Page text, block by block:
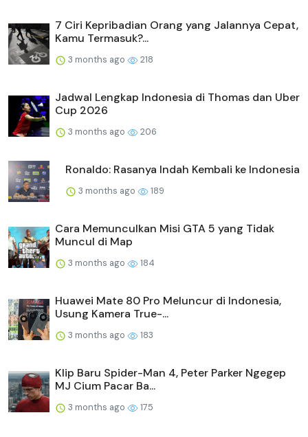
7 Ciri Kepribadian Orang yang Jalannya Cepat,
Kamu Termasuk?...
3 months ago 218
Jadwal Lengkap Indonesia di Thomas dan Uber
Cup 2026
3 months ago 206
Ronaldo: Rasanya Indah Kembali ke Indonesia
3 months ago 189
Cara Memunculkan Misi GTA 5 yang Tidak
Muncul di Map
3 months ago 184
Huawei Mate 80 Pro Meluncur di Indonesia,
Usung Kamera True-...
3 months ago 183
Klip Baru Spider-Man 4, Peter Parker Ngegep
MJ Cium Pacar Ba...
3 months ago 175